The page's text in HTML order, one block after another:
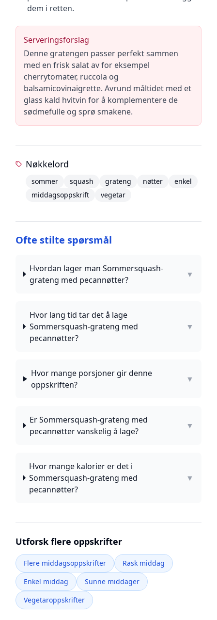
dem i retten.
Serveringsforslag
Denne gratengen passer perfekt sammen
med en frisk salat av for eksempel
cherrytomater, ruccola og
balsamicovinaigrette. Avrund måltidet med et
glass kald hvitvin for å komplementere de
sødmefulle og sprø smakene.
Nøkkelord
sommer squash grateng nøtter
enkel
middagsoppskrift
vegetar
Ofte stilte spørsmål
Hvordan lager man Sommersquash-
grateng med pecannøtter?
▼
Hvor lang tid tar det å lage
Sommersquash-grateng med
pecannøtter?
▼
Hvor mange porsjoner gir denne
oppskriften?
▼
Er Sommersquash-grateng med
pecannøtter vanskelig å lage?
▼
Hvor mange kalorier er det i
Sommersquash-grateng med
pecannøtter?
▼
Utforsk flere oppskrifter
Flere middagsoppskrifter
Rask middag
Enkel middag
Sunne middager
Vegetaroppskrifter